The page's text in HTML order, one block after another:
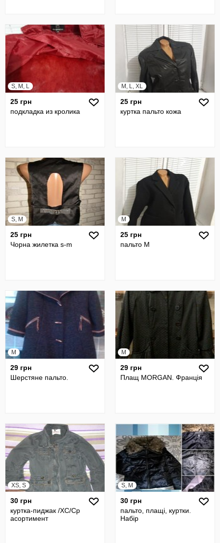
S, M, L
25 грн
подкладка из кролика
M, L, XL
25 грн
куртка пальто кожа
S, M
25 грн
Чорна жилетка s-m
M
25 грн
пальто М
M
29 грн
Шерстяне пальто.
M
29 грн
Плащ MORGAN. Франція
XS, S
30 грн
куртка-пиджак /ХС/Ср
асортимент
S, M
30 грн
пальто, плащі, куртки.
Набір